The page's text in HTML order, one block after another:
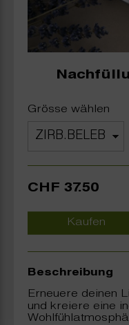
Grösse wählen
CHF 37.50
Kaufen
Beschreibung
Erneuere deinen
und kreiere eine